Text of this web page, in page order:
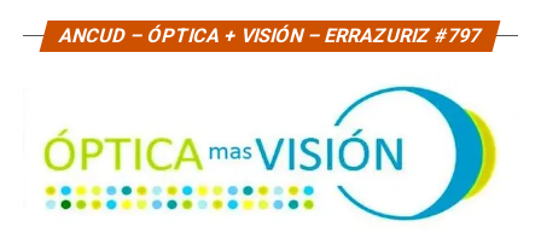
ANCUD – ÓPTICA + VISIÓN – ERRAZURIZ #797